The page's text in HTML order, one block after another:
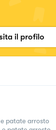
il profilo
patate arrosto